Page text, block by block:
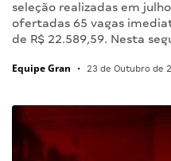
seleção realizadas em
ofertadas 65 vagas
de R$ 22.589,59. Nesta
Equipe Gran • 23 de Outubro de